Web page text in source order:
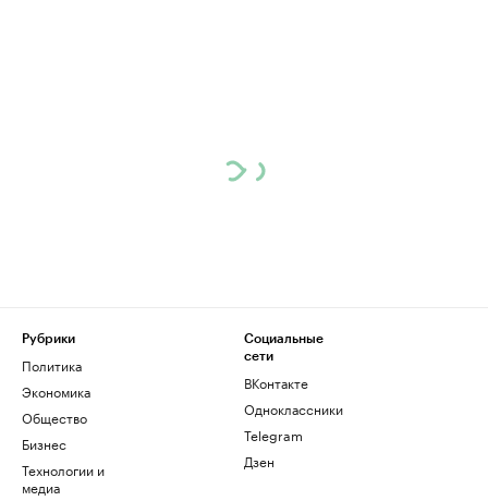
Рубрики
Политика
Экономика
Общество
Бизнес
Технологии и
медиа
Социальные
сети
ВКонтакте
Одноклассники
Telegram
Дзен